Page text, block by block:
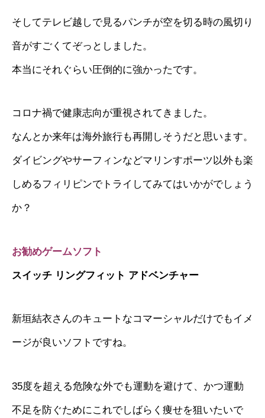
そしてテレビ越しで見るパンチが空を切る時の風切り
音がすごくてぞっとしました。
本当にそれぐらい圧倒的に強かったです。
コロナ禍で健康志向が重視されてきました。
なんとか来年は海外旅行も再開しそうだと思います。
ダイビングやサーフィンなどマリンすポーツ以外も楽
しめるフィリピンでトライしてみてはいかがでしょう
か？
お勧めゲームソフト
スイッチ リングフィット アドベンチャー
新垣結衣さんのキュートなコマーシャルだけでもイメ
ージが良いソフトですね。
35度を超える危険な外でも運動を避けて、かつ運動
不足を防ぐためにこれでしばらく痩せを狙いたいで